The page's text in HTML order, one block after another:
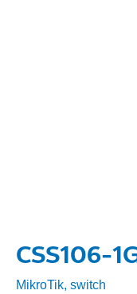
CSS106-
MikroTik, switch